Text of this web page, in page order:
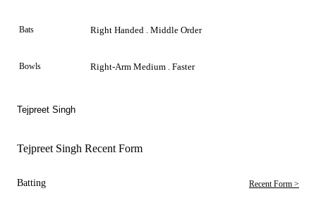
Bats Right Handed . Middle Order
Bowls Right-Arm Medium . Faster
Tejpreet Singh
Tejpreet Singh Recent Form
Batting Recent Form >